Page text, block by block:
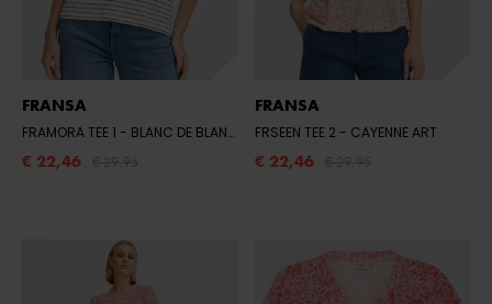
FRANSA
FRAMORA TEE 1 - BLANC DE BLANC MIX
€ 22,46
FRANSA
FRSEEN TEE 2 - CAYENNE ART
€ 22,46